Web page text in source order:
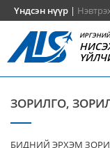
Үндсэн нүүр |
ЗОРИЛГО,
БИДНИЙ ЭРХЭМ